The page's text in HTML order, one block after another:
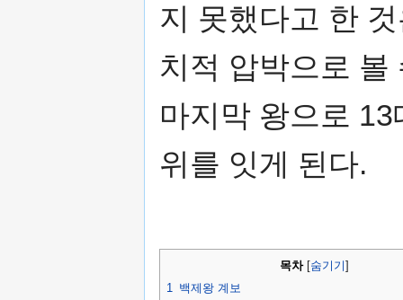
지 못했다고 한
치적 압박으로 볼
마지막 왕으로
위를 잇게 된다.
목차[ 숨기기
1 백제왕 계보